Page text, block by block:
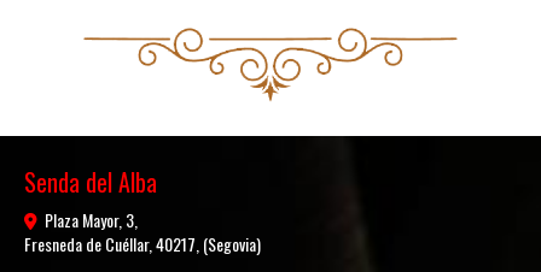
Senda del Alba
Plaza Mayor, 3,
Fresneda de Cuéllar, 40217 (Segovia)